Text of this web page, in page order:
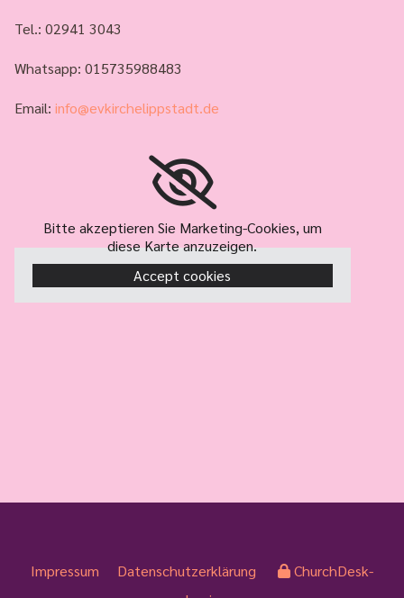
Tel.: 02941 3043
Whatsapp: 015735988483
Email: info@evkirchelippstadt.de
Bitte akzeptieren Sie Marketing-Cookies, um
diese Karte anzuzeigen.
Accept cookies
Impressum Datenschutzerklärung
ChurchDesk-